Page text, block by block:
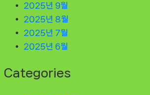
2025년 9월
2025년 8월
2025년 7월
2025년 6월
Categories